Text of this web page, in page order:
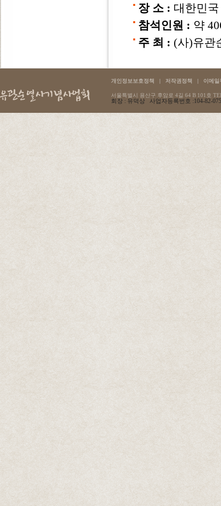
장 소 : 대한민
참석인원 : 약
주 최 : (사)유관
개인정보보호정책 | 저작권정책 | 이메일
서울특별시 용산구 후암로 4길 64 B 101호
회장 : 유덕상 사업자등록번호 :104-82-